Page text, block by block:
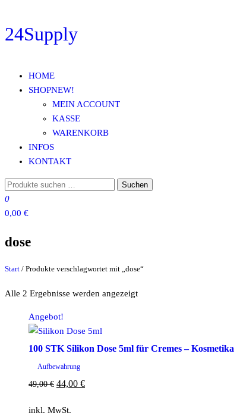
Inhalt
24Supply
HOME
SHOPNEW!
MEIN ACCOUNT
KASSE
WARENKORB
INFOS
KONTAKT
Suchen
nach:
Suchen
0
0,00 €
dose
Start / Produkte verschlagwortet mit „dose“
Alle 2 Ergebnisse werden angezeigt
Angebot!
100 STK Silikon Dose 5ml für Cremes – Kosmetika
Aufbewahrung
49,00€ Ursprünglicher
44,00 €Aktueller
inkl. MwSt.